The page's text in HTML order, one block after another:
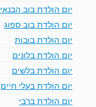
יום הולדת בוב הבנאי
יום הולדת בוב ספוג
יום הולדת בובות
יום הולדת בלונים
יום הולדת בלשים
יום הולדת בעלי חיים
יום הולדת ברבי